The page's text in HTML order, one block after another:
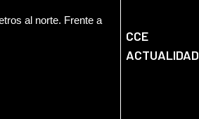
al norte. Frente a
CCE
ACTUALIDAD